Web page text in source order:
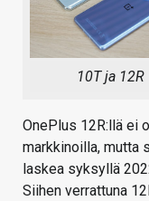
10T ja 12R
OnePlus 12R:llä ei
markkinoilla, mutta
laskea syksyllä
Siihen verrattuna